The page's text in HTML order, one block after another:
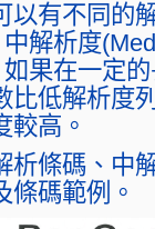
以有不同的
解析度
果在一定
比低解析度
較高。
析條碼、中
條碼範例。